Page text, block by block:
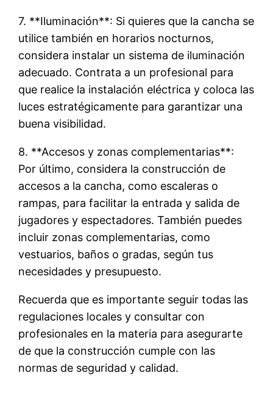
7. **Iluminación**: Si quieres que la cancha se
utilice también en horarios nocturnos,
considera instalar un sistema de iluminación
adecuado. Contrata a un profesional para
que realice la instalación eléctrica y coloca las
luces estratégicamente para garantizar una
buena visibilidad.
8. **Accesos y zonas complementarias**:
Por último, considera la construcción de
accesos a la cancha, como escaleras o
rampas, para facilitar la entrada y salida de
jugadores y espectadores. También puedes
incluir zonas complementarias, como
vestuarios, baños o gradas, según tus
necesidades y presupuesto.
Recuerda que es importante seguir todas las
regulaciones locales y consultar con
profesionales en la materia para asegurarte
de que la construcción cumple con las
normas de seguridad y calidad.